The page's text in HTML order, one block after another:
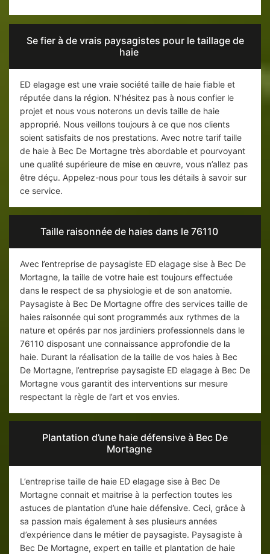
Se fier à de vrais paysagistes pour le taillage de
haie
ED elagage est une vraie société taille de haie fiable et
réputée dans la région. N’hésitez pas à nous confier le
projet et nous vous noterons un devis taille de haie
approprié. Nous veillons toujours à ce que nos clients
soient satisfaits de nos prestations. Avec notre tarif taille
de haie à Bec De Mortagne très abordable et pourvoyant
une qualité supérieure de mise en œuvre, vous n’allez pas
être déçu. Appelez-nous pour tous les détails à savoir sur
ce service.
Taille raisonnée de haies dans le 76110
Avec l’entreprise de paysagiste ED elagage sise à Bec De
Mortagne, la taille de votre haie est toujours effectuée
dans le respect de sa physiologie et de son anatomie.
Paysagiste à Bec De Mortagne offre des services taille de
haies raisonnée qui sont programmés aux rythmes de la
nature et opérés par nos jardiniers professionnels dans le
76110 disposant une connaissance approfondie de la
haie. Durant la réalisation de la taille de vos haies à Bec
De Mortagne, l’entreprise paysagiste ED elagage à Bec De
Mortagne vous garantit des interventions sur mesure
respectant la règle de l’art et vos envies.
Plantation d’une haie défensive à Bec De
Mortagne
L’entreprise taille de haie ED elagage sise à Bec De
Mortagne connait et maitrise à la perfection toutes les
astuces de plantation d’une haie défensive. Ceci, grâce à
sa passion mais également à ses plusieurs années
d’expérience dans le métier de paysagiste. Paysagiste à
Bec De Mortagne, expert en taille et plantation de haie